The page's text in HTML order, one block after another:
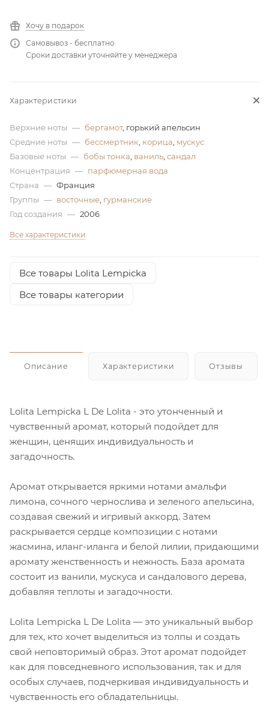
Хочу в подарок
Самовывоз - бесплатно
Сроки доставки уточняйте у менеджера
Характеристики
Верхние ноты — бергамот, горький апельсин
Средние ноты — бессмертник корица мускус
Базовые ноты — бобы тонка ваниль сандал
Концентрация — парфюмерная вода
Страна — Франция
Группы — восточные гурманские
Год создания — 2006
Все характеристики
Все товары Lolita Lempicka
Все товары категории
Описание Характеристики Отзывы
Lolita Lempicka L De Lolita - это утонченный и
чувственный аромат, который подойдет для
женщин, ценящих индивидуальность и
загадочность.
Аромат открывается яркими нотами амальфи
лимона, сочного чернослива и зеленого апельсина,
создавая свежий и игривый аккорд. Затем
раскрывается сердце композиции с нотами
жасмина, иланг-иланга и белой лилии, придающими
аромату женственность и нежность. База аромата
состоит из ванили, мускуса и сандалового дерева,
добавляя теплоты и загадочности.
Lolita Lempicka L De Lolita — это уникальный выбор
для тех, кто хочет выделиться из толпы и создать
свой неповторимый образ. Этот аромат подойдет
как для повседневного использования, так и для
особых случаев, подчеркивая индивидуальность и
чувственность его обладательницы.